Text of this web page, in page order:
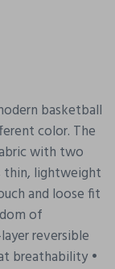
basketball
color. The
with two
thin, lightweight
and loose fit
of
reversible
breathability •